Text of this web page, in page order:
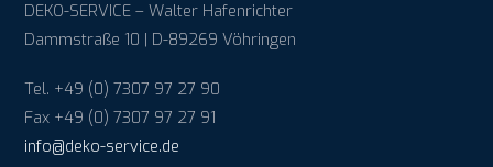
DEKO-SERVICE – Walter Hafenrichter
Dammstraße 10 | D-89269 Vöhringen
Tel. +49 (0) 7307 97 27 90
Fax +49 (0) 7307 97 27 91
info@deko-service.de